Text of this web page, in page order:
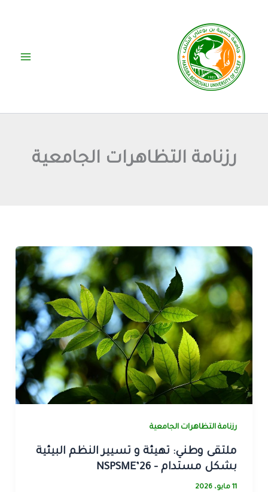
المحتوى
رزنامة التظاهرات الجامعية
رزنامة التظاهرات الجامعية
ملتقى وطني: تهيئة و تسيير النظم البيئية
بشكل مستدام – NSPSME’26
11 مايو، 2026